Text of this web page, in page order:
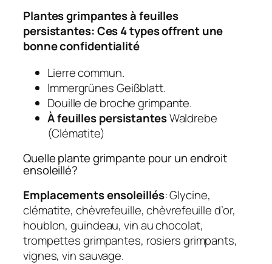
Plantes grimpantes à feuilles
persistantes: Ces 4 types offrent une
bonne confidentialité
Lierre commun.
Immergrünes Geißblatt.
Douille de broche grimpante.
À feuilles persistantesWaldrebe
(Clématite)
Quelle plante grimpante pour un endroit
ensoleillé?
Emplacements ensoleillés: Glycine,
clématite, chèvrefeuille, chèvrefeuille d’or,
houblon, guindeau, vin au chocolat,
trompettes grimpantes, rosiers grimpants,
vignes, vin sauvage.